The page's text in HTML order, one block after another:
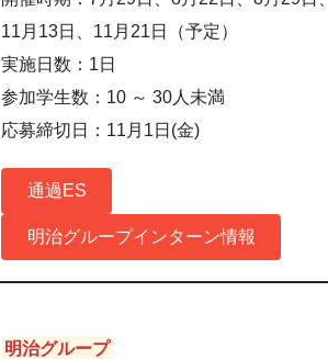
11月13日、11月21日（予定）
実施日数：1日
参加学生数：10 ～ 30人未満
応募締切日：11月1日(金)
通過ES
明治グループインターン情報
明治グループ